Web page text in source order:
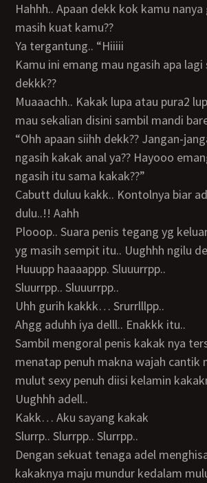
Hahhh.. Apaan dekk kok kamu nanya gitu emang
masih kuat kamu??
Ya tergantung.. “Hiiiii
Kamu ini emang mau ngasih apa lagi sekarang
dekkk??
Muaaachh.. Kakak lupa atau pura2 lupa?? Yakin gak
mau sekalian disini sambil mandi
“Ohh apaan siihh dekk?? Jangan-jangan kamu mau
ngasih kakak anal ya?? Hayooo
ngasih itu sama kakak??”
Cabutt duluu kakk.. Kontolnya biar adell bersihin
dulu..!! Aahh
Plooop.. Suara penis tegang yg keluar dari vagina adel
yg masih sempit itu.. Uughhh ngilu
Huuupp haaaappp. Sluuurrpp..
Sluurrpp.. Sluuurrpp..
Uhh gurih kakkk… Srurrlllpp..
Ahgg aduhh iya delll.. Enakkk itu..
Sambil mengoral penis kakak nya tersayang adel
menatap penuh makna wajah cantik
mulut sexy penuh diisi kelamin
Uughhh adell..
Kakk… Aku sayang kakak
Slurrp.. Slurrpp.. Slurrpp..
Dengan sekuat tenaga adel menghisap penis
kakaknya maju mundur kedalam